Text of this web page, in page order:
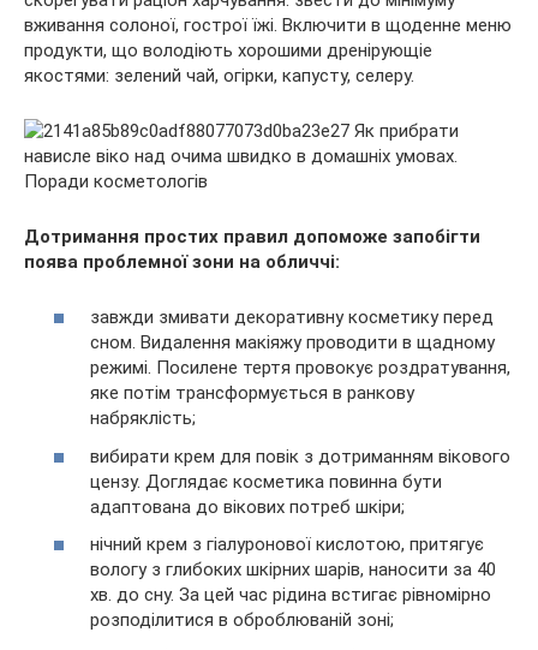
вживання солоної, гострої їжі. Включити в щоденне меню
продукти, що володіють хорошими дренірующіе
якостями: зелений чай, огірки, капусту, селеру.
Дотримання простих правил допоможе запобігти
поява проблемної зони на обличчі:
завжди змивати декоративну косметику перед
сном. Видалення макіяжу проводити в щадному
режимі. Посилене тертя провокує роздратування,
яке потім трансформується в ранкову
набряклість;
вибирати крем для повік з дотриманням вікового
цензу. Доглядає косметика повинна бути
адаптована до вікових потреб шкіри;
нічний крем з гіалуронової кислотою, притягує
вологу з глибоких шкірних шарів, наносити за 40
хв. до сну. За цей час рідина встигає рівномірно
розподілитися в оброблюваній зоні;